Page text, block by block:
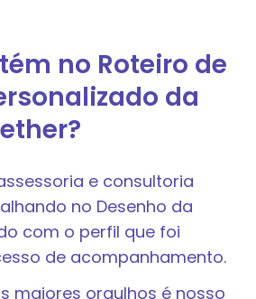
no Roteiro de
da
e consultoria
no Desenho da
com o perfil que foi
de acompanhamento.
maiores orgulhos é nosso